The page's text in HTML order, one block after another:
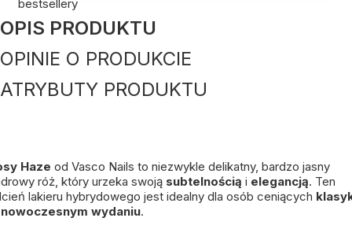
OPIS PRODUKTU
OPINIE O PRODUKCIE
ATRYBUTY PRODUKTU
Haze od Vasco Nails to niezwykle delikatny, bardzo jasny
róż, który urzeka swoją subtelnością i elegancją. Ten
lakieru hybrydowego jest idealny dla osób ceniących
wydaniu.